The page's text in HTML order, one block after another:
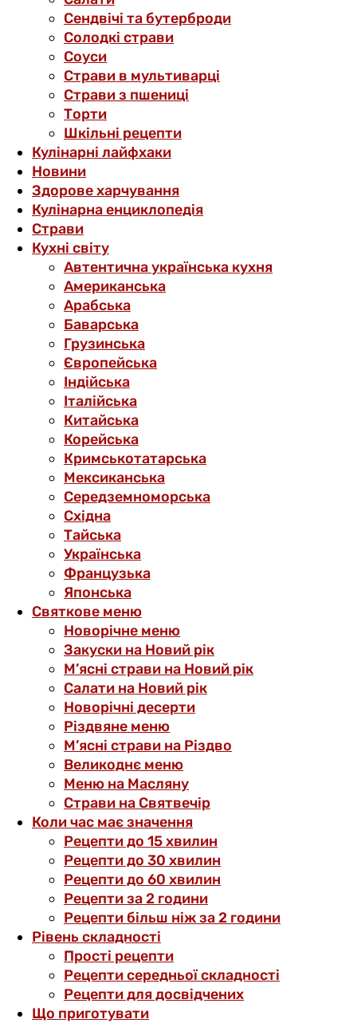
Сендвічі та бутерброди
Солодкі страви
Соуси
Страви в мультиварці
Страви з пшениці
Торти
Шкільні рецепти
Кулінарні лайфхаки
Новини
Здорове харчування
Кулінарна енциклопедія
Страви
Кухні світу
Автентична українська кухня
Американська
Арабська
Баварська
Грузинська
Європейська
Індійська
Італійська
Китайська
Корейська
Кримськотатарська
Мексиканська
Середземноморська
Східна
Тайська
Українська
Французька
Японська
Святкове меню
Новорічне меню
Закуски на Новий рік
М’ясні страви на Новий рік
Салати на Новий рік
Новорічні десерти
Різдвяне меню
М’ясні страви на Різдво
Великоднє меню
Меню на Масляну
Страви на Святвечір
Коли час має значення
Рецепти до 15 хвилин
Рецепти до 30 хвилин
Рецепти до 60 хвилин
Рецепти за 2 години
Рецепти більш ніж за 2 години
Рівень складності
Прості рецепти
Рецепти середньої складності
Рецепти для досвідчених
Що приготувати